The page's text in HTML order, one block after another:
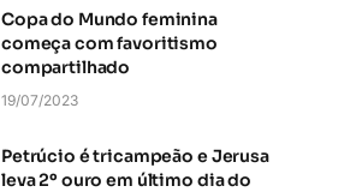
Copa do Mundo feminina
começa com favoritismo
compartilhado
19/07/2023
Petrúcio é tricampeão e Jerusa
leva 2º ouro em último dia do